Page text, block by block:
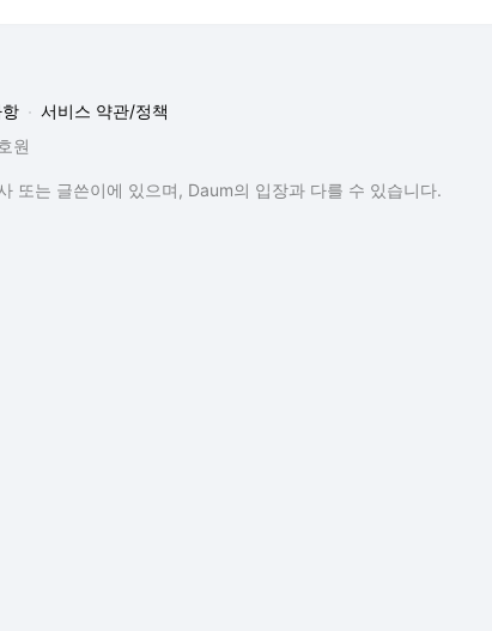
서비스 약관/정책
원
또는 글쓴이에 있으며, Daum의 입장과 다를 수 있습니다.